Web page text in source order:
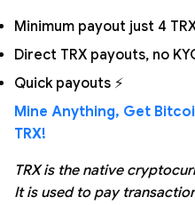
Minimum payout just 4
Direct TRX payouts, no
Quick payouts ⚡
Mine Anything, Get
TRX!
TRX is the native
It is used to pay